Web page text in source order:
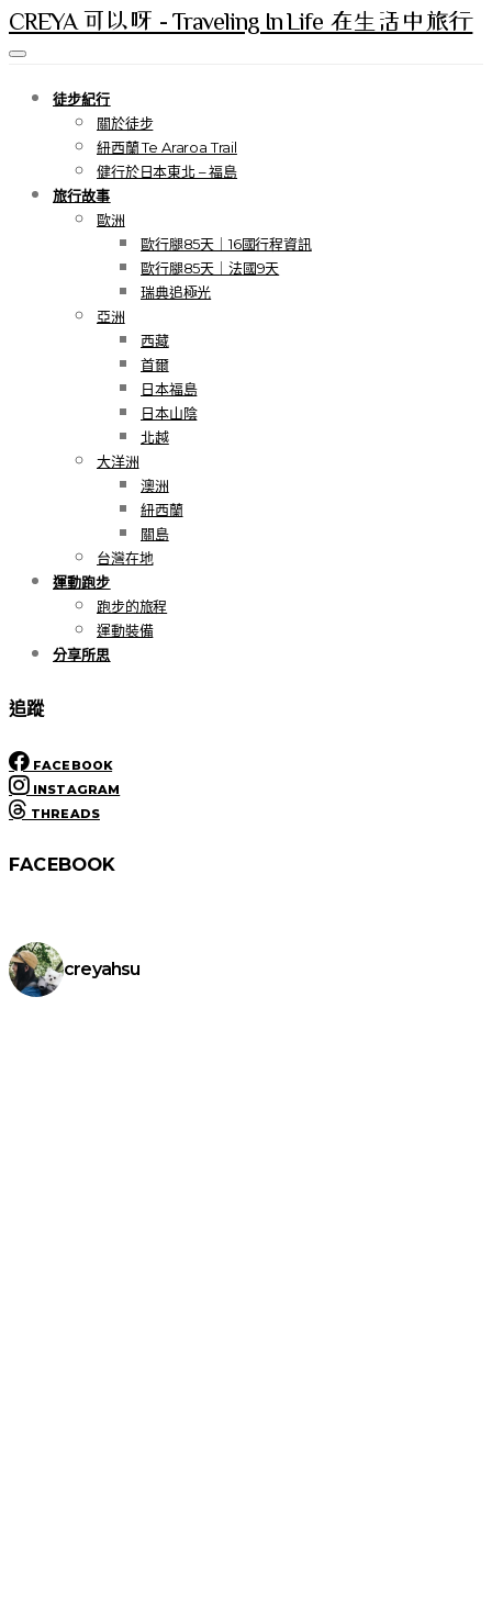
CREYA 可以呀 - Traveling In Life 在生活中旅行
徒步紀行
關於徒步
紐西蘭 Te Araroa Trail
健行於日本東北 – 福島
旅行故事
歐洲
歐行腿85天｜16國行程資訊
歐行腿85天｜法國9天
瑞典追極光
亞洲
西藏
首爾
日本福島
日本山陰
北越
大洋洲
澳洲
紐西蘭
關島
台灣在地
運動跑步
跑步的旅程
運動裝備
分享所思
追蹤
FACEBOOK
INSTAGRAM
THREADS
FACEBOOK
creyahsu